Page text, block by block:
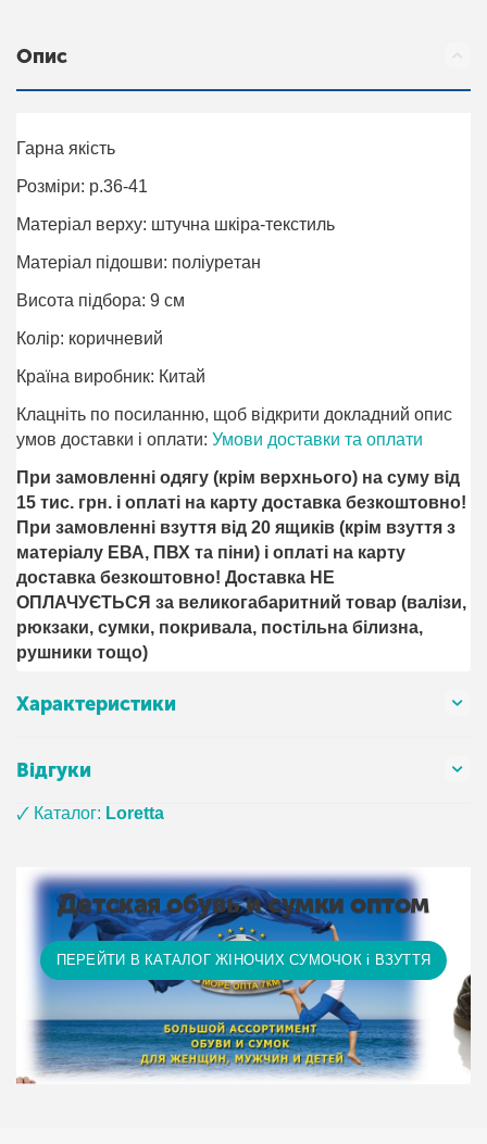
Опис
Гарна якість
Розміри: р.36-41
Матеріал верху: штучна шкіра-текстиль
Матеріал підошви: поліурeтан
Висота підбора: 9 см
Колір: коричневий
Країна виробник: Китай
Клацніть по посиланню, щоб відкрити докладний опис
умов доставки і оплати:Умови доставки та оплати
При замовленні одягу (крім верхнього) на суму від
15 тис. грн. і оплаті на карту доставка безкоштовно!
При замовленні взуття від 20 ящиків (крім взуття з
матеріалу ЕВА, ПВХ та піни) і оплаті на карту
доставка безкоштовно! Доставка НЕ ​​
ОПЛАЧУЄТЬСЯ за великогабаритний товар (валізи,
рюкзаки, сумки, покривала, постільна білизна,
рушники тощо)
Характеристики
Відгуки
🗸 Каталог: Loretta
Детская обувь и сумки оптом
ПЕРЕЙТИ В КАТАЛОГ ЖІНОЧИХ СУМОЧОК і ВЗУТТЯ